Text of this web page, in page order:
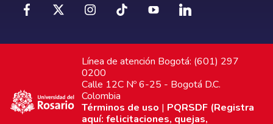
Línea de atención Bogotá: (601) 297
0200
Calle 12C Nº 6-25 - Bogotá D.C.
Colombia
Términos de uso | PQRSDF (Registra
aquí: felicitaciones, quejas,